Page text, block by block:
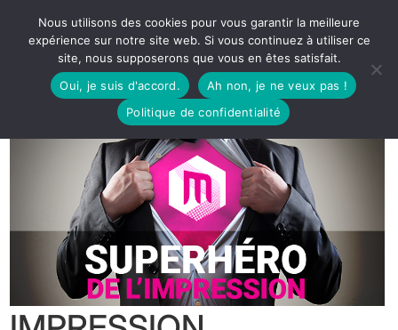
Nous utilisons des cookies pour vous garantir la meilleure
expérience sur notre site web. Si vous continuez à utiliser ce
site, nous supposerons que vous en êtes satisfait.
Oui, je suis d'accord.
Ah non, je ne veux pas !
Politique de confidentialité